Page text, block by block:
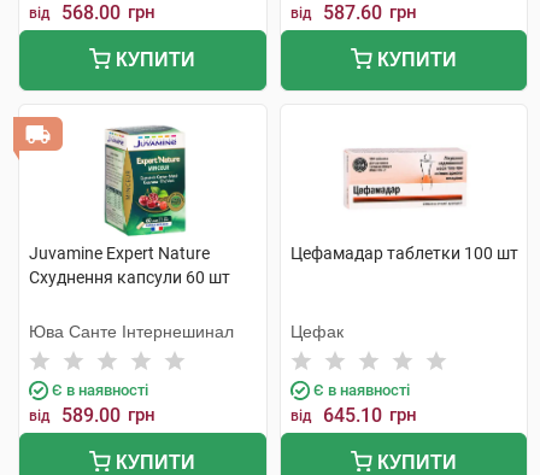
від 568.00 грн
КУПИТИ
від 587.60 грн
КУПИТИ
Juvamine Expert Nature
Схуднення капсули 60 шт
Юва Санте Інтернешинал
Є в наявності
від 589.00 грн
КУПИТИ
Цефамадар таблетки 100 шт
Цефак
Є в наявності
від 645.10 грн
КУПИТИ